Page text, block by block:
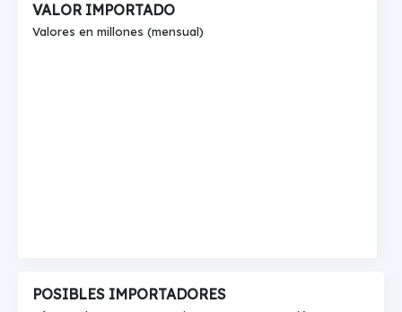
VALOR IMPORTADO
Valores en millones (mensual)
POSIBLES IMPORTADORES